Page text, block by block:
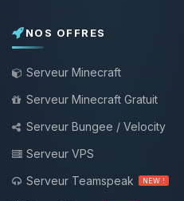
NOS OFFRES
Serveur Minecraft
Serveur Minecraft Gratuit
Serveur Bungee / Velocity
Serveur VPS
Serveur Teamspeak
NEW !